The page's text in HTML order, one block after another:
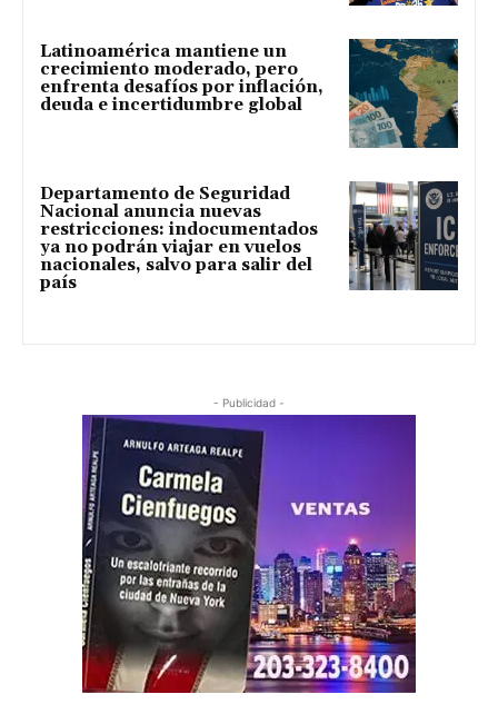
Latinoamérica mantiene un
crecimiento moderado, pero
enfrenta desafíos por inflación,
deuda e incertidumbre global
Departamento de Seguridad
Nacional anuncia nuevas
restricciones: indocumentados
ya no podrán viajar en vuelos
nacionales, salvo para salir del
país
- Publicidad -